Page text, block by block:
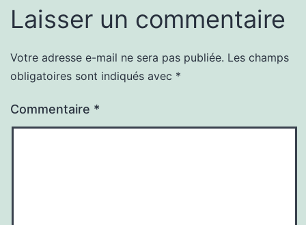
Laisser un commentaire
Votre adresse e-mail ne sera pas publiée. Les champs
obligatoires sont indiqués avec *
Commentaire *